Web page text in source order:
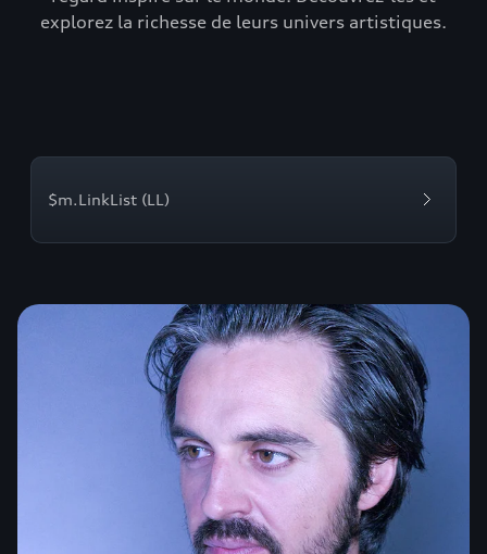
explorez la richesse de leurs univers artistiques.
$m.LinkList (LL)